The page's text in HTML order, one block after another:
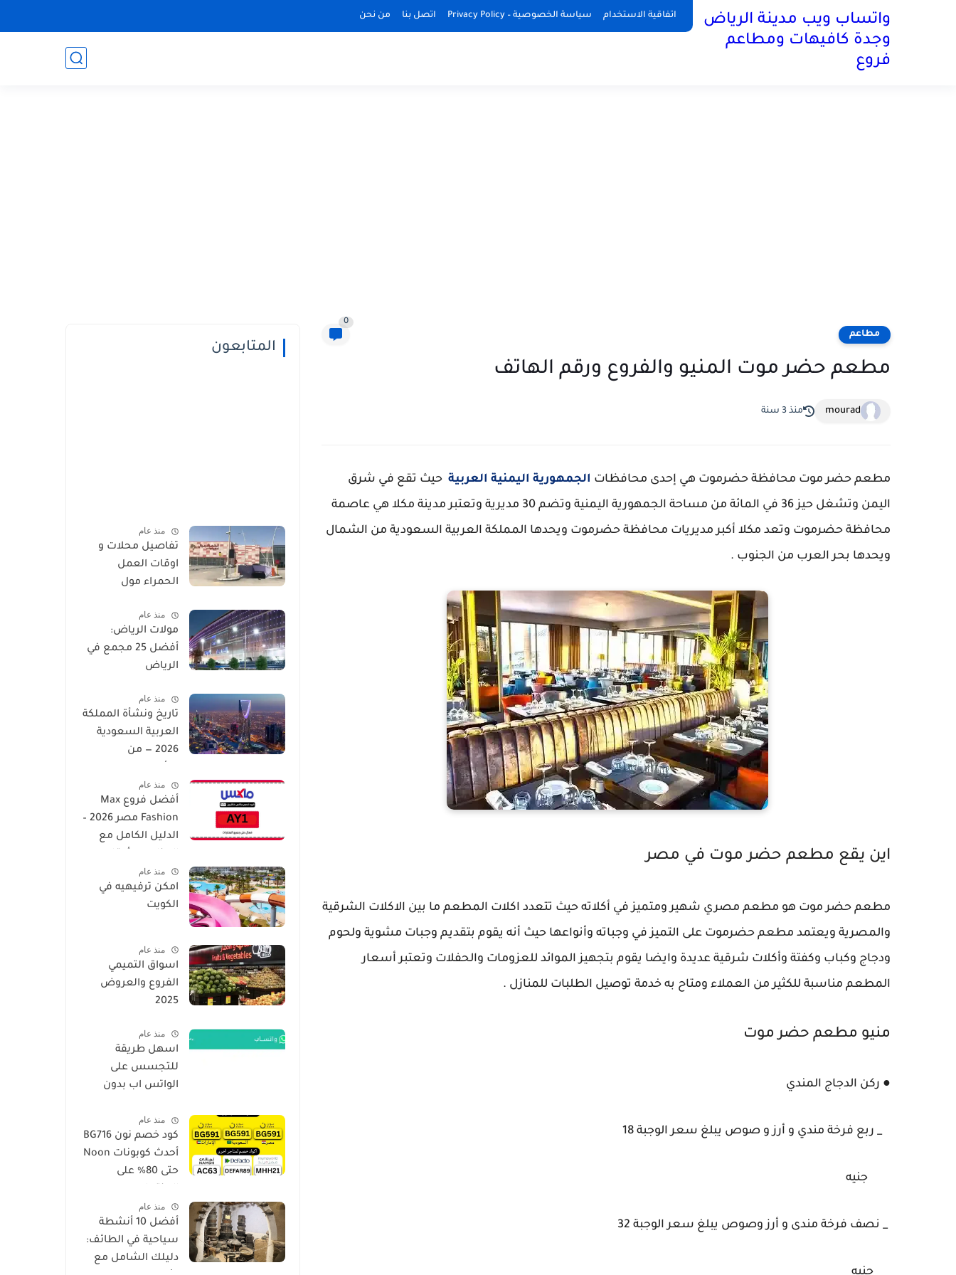
اتفاقية الاستخدام سياسة الخصوصية – Privacy Policy اتصل بنا من نحن
واتساب ويب مدينة الرياض
وجدة كافيهات ومطاعم
فروع
مطاعم
0
مطعم حضر موت المنيو والفروع ورقم الهاتف
mourad منذ 3 سنة
مطعم حضر موت محافظة حضرموت هي إحدى محافظات الجمهورية اليمنية العربية حيث تقع في شرق
اليمن وتشغل حيز 36 في المائة من مساحة الجمهورية اليمنية وتضم 30 مديرية وتعتبر مدينة مكلا هي عاصمة
محافظة حضرموت وتعد مكلا أكبر مديريات محافظة حضرموت ويحدها المملكة العربية السعودية من الشمال
ويحدها بحر العرب من الجنوب .
اين يقع مطعم حضر موت في مصر
مطعم حضر موت هو مطعم مصري شهير ومتميز في أكلاته حيث تتعدد اكلات المطعم ما بين الاكلات الشرقية
والمصرية ويعتمد مطعم حضرموت على التميز في وجباته وأنواعها حيث أنه يقوم بتقديم وجبات مشوية ولحوم
ودجاج وكباب وكفتة وأكلات شرقية عديدة وايضا يقوم بتجهيز الموائد للعزومات والحفلات وتعتبر أسعار
المطعم مناسبة للكثير من العملاء ومتاح به خدمة توصيل الطلبات للمنازل .
منيو مطعم حضر موت
● ركن الدجاج المندي
_ ربع فرخة مندي و أرز و صوص يبلغ سعر الوجبة 18
جنيه
_ نصف فرخة مندى و أرز وصوص يبلغ سعر الوجبة 32
جنيه
المتابعون
منذ عام
تفاصيل محلات و
اوقات العمل
الحمراء مول
منذ عام
مولات الرياض:
أفضل 25 مجمع في
الرياض
منذ عام
تاريخ ونشأة المملكة
العربية السعودية
2026 — من
الحديث
منذ عام
أفضل فروع Max
Fashion مصر 2026 –
الدليل الكامل مع
العمل
منذ عام
امكن ترفيهيه في
الكويت
منذ عام
اسواق التميمي
الفروع والعروض
2025
منذ عام
اسهل طريقة
للتجسس على
الواتس اب بدون
الجوال الهاتف 2026
منذ عام
كود خصم نون BG716
أحدث كوبونات Noon
حتى 80% على
منذ عام
أفضل 10 أنشطة
سياحية في الطائف:
دليلك الشامل مع